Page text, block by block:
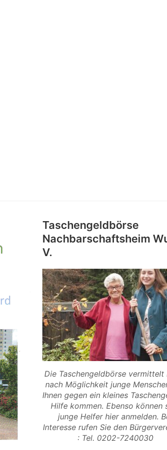
Taschengeldbörse
Nachbarschaftsheim
V.
Die Taschengeldbörse vermittelt
nach Möglichkeit junge
Ihnen gegen ein kleines
Hilfe kommen. Ebenso können
junge Helfer hier anmelden.
Interesse rufen Sie den
: Tel. 0202-7240030